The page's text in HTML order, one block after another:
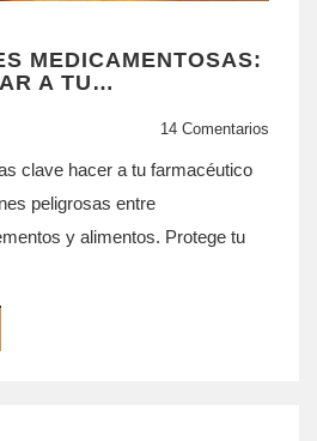
MEDICAMENTOSAS:
A TU
PARA EVITAR
14 Comentarios
clave hacer a tu farmacéutico
peligrosas entre
y alimentos. Protege tu